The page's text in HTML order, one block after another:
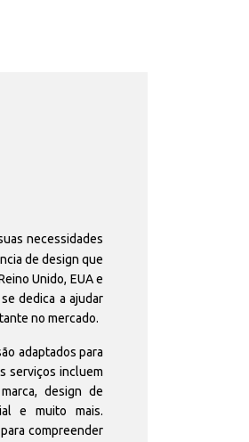
necessidades
de design que
Unido, EUA e
dedica a ajudar
no mercado.
adaptados para
serviços incluem
design de
e muito mais.
compreender